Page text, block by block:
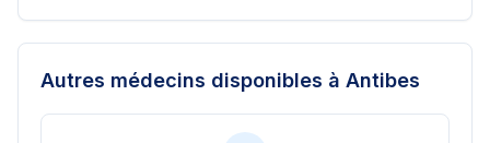
Autres médecins disponibles à Antibes